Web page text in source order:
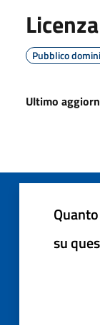
Pubblico
Ultimo
su